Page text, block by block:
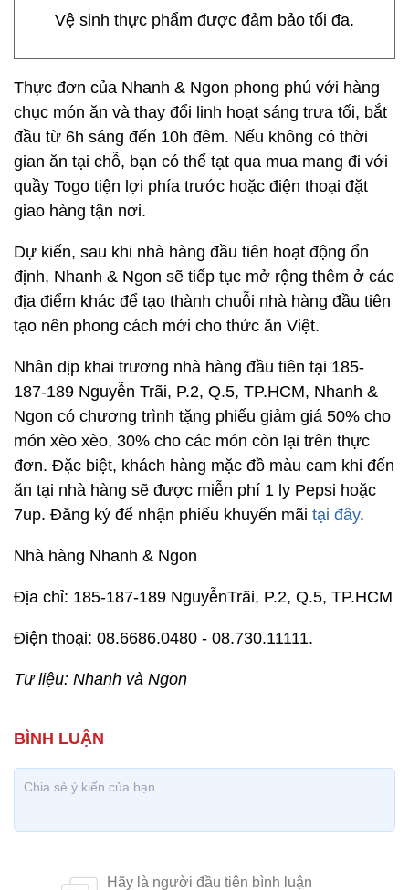
Vệ sinh thực phẩm được đảm bảo tối đa.
Thực đơn của Nhanh & Ngon phong phú với hàng
chục món ăn và thay đổi linh hoạt sáng trưa tối, bắt
đầu từ 6h sáng đến 10h đêm. Nếu không có thời
gian ăn tại chỗ, bạn có thể tạt qua mua mang đi với
quầy Togo tiện lợi phía trước hoặc điện thoại đặt
giao hàng tận nơi.
Dự kiến, sau khi nhà hàng đầu tiên hoạt động ổn
định, Nhanh & Ngon sẽ tiếp tục mở rộng thêm ở các
địa điểm khác để tạo thành chuỗi nhà hàng đầu tiên
tạo nên phong cách mới cho thức ăn Việt.
Nhân dịp khai trương nhà hàng đầu tiên tại 185-
187-189 Nguyễn Trãi, P.2, Q.5, TP.HCM, Nhanh &
Ngon có chương trình tặng phiếu giảm giá 50% cho
món xèo xèo, 30% cho các món còn lại trên thực
đơn. Đặc biệt, khách hàng mặc đồ màu cam khi đến
ăn tại nhà hàng sẽ được miễn phí 1 ly Pepsi hoặc
7up. Đăng ký để nhận phiếu khuyến mãi tại đây.
Nhà hàng Nhanh & Ngon
Địa chỉ: 185-187-189 NguyễnTrãi, P.2, Q.5, TP.HCM
Điện thoại: 08.6686.0480 - 08.730.11111.
Tư liệu: Nhanh và Ngon